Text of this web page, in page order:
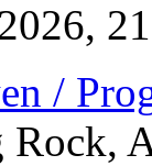
/
Rock,